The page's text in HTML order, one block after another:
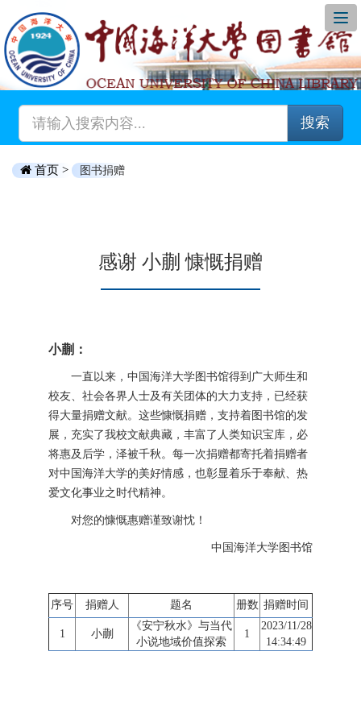
搜索
首页 > 图书捐赠
感谢 小蒯 慷慨捐赠
小蒯：
一直以来，中国海洋大学图书馆得到广大师生和
校友、社会各界人士及有关团体的大力支持，已经获
得大量捐赠文献。这些慷慨捐赠，支持着图书馆的发
展，充实了我校文献典藏，丰富了人类知识宝库，必
将惠及后学，泽被千秋。每一次捐赠都寄托着捐赠者
对中国海洋大学的美好情感，也彰显着乐于奉献、热
爱文化事业之时代精神。
对您的慷慨惠赠谨致谢忱！
中国海洋大学图书馆
序号 捐赠人 题名 册数 捐赠时间
1 小蒯
《安宁秋水》与当代
小说地域价值探索
1
2023/11/28
14:34:49